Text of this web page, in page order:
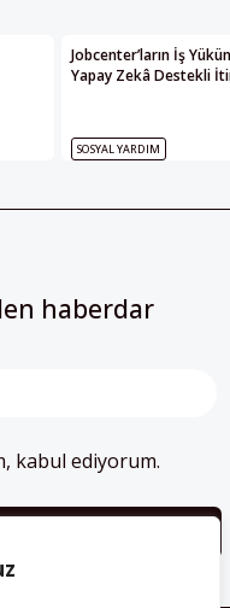
Jobcenter’ların İş
Yapay Zekâ Destekli
SOSYAL YARDIM
haberdar
kabul ediyorum.